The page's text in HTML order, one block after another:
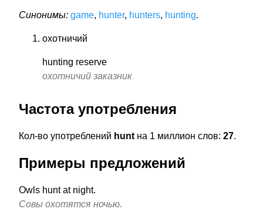
Синонимы: game, hunter, hunters, hunting.
охотничий
hunting reserve
охотничий заказник
Частота употребления
Кол-во употреблений hunt на 1 миллион слов: 27.
Примеры предложений
Owls hunt at night.
Совы охотятся ночью.